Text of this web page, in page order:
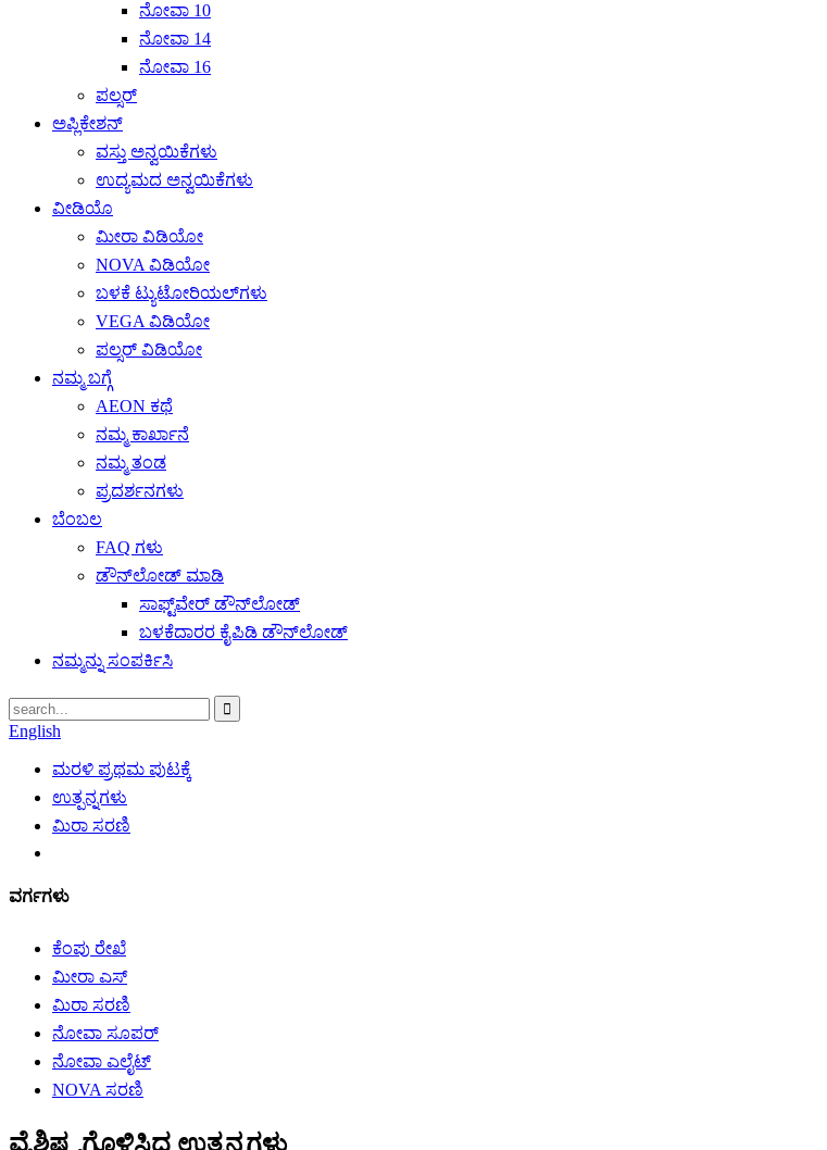
ನೋವಾ 10
ನೋವಾ 14
ನೋವಾ 16
ಪಲ್ಸರ್
ಅಪ್ಲಿಕೇಶನ್
ವಸ್ತು ಅನ್ವಯಿಕೆಗಳು
ಉದ್ಯಮದ ಅನ್ವಯಿಕೆಗಳು
ವೀಡಿಯೊ
ಮೀರಾ ವಿಡಿಯೋ
NOVA ವಿಡಿಯೋ
ಬಳಕೆ ಟ್ಯುಟೋರಿಯಲ್‌ಗಳು
VEGA ವಿಡಿಯೋ
ಪಲ್ಸರ್ ವಿಡಿಯೋ
ನಮ್ಮ ಬಗ್ಗೆ
AEON ಕಥೆ
ನಮ್ಮ ಕಾರ್ಖಾನೆ
ನಮ್ಮ ತಂಡ
ಪ್ರದರ್ಶನಗಳು
ಬೆಂಬಲ
FAQ ಗಳು
ಡೌನ್‌ಲೋಡ್ ಮಾಡಿ
ಸಾಫ್ಟ್‌ವೇರ್ ಡೌನ್‌ಲೋಡ್
ಬಳಕೆದಾರರ ಕೈಪಿಡಿ ಡೌನ್‌ಲೋಡ್
ನಮ್ಮನ್ನು ಸಂಪರ್ಕಿಸಿ
English
ಮರಳಿ ಪ್ರಥಮ ಪುಟಕ್ಕೆ
ಉತ್ಪನ್ನಗಳು
ಮಿರಾ ಸರಣಿ
ವರ್ಗಗಳು
ಕೆಂಪು ರೇಖೆ
ಮೀರಾ ಎಸ್
ಮಿರಾ ಸರಣಿ
ನೋವಾ ಸೂಪರ್
ನೋವಾ ಎಲೈಟ್
NOVA ಸರಣಿ
ವೈಶಿಷ್ಟ್ಯಗೊಳಿಸಿದ ಉತ್ಪನ್ನಗಳು